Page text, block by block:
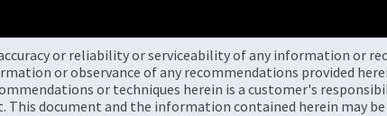
or reliability or serviceability of any information or
or observance of any recommendations provided
or techniques herein is a customer's
document and the information contained herein may